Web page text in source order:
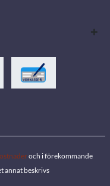
och i förekommande
annat beskrivs